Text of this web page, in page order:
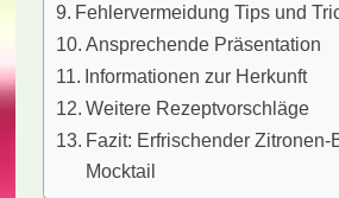
Fehlervermeidung Tips und
Ansprechende Präsentation
Informationen zur Herkunft
Weitere Rezeptvorschläge
Fazit: Erfrischender Zitronen-
Mocktail